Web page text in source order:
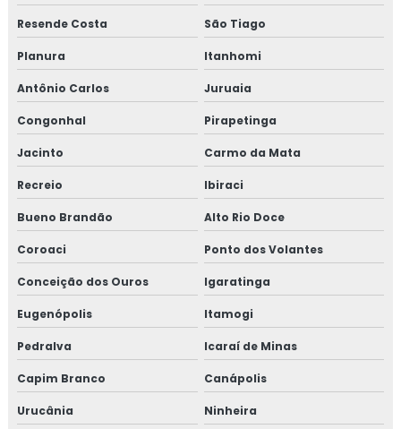
Resende Costa São Tiago
Planura Itanhomi
Antônio Carlos Juruaia
Congonhal Pirapetinga
Jacinto Carmo da Mata
Recreio Ibiraci
Bueno Brandão Alto Rio Doce
Coroaci Ponto dos Volantes
Conceição dos Ouros Igaratinga
Eugenópolis Itamogi
Pedralva Icaraí de Minas
Capim Branco Canápolis
Urucânia Ninheira